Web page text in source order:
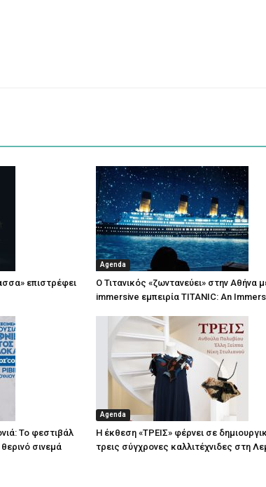
επιστρέφει
Agenda
Ο Τιτανικός «ζωντανεύει» στην Αθήνα
immersive εμπειρία TITANIC: An
Το φεστιβάλ
σινεμά
Agenda
Η έκθεση «ΤΡΕΙΣ» φέρνει σε
τρεις σύγχρονες καλλιτέχνιδες στη